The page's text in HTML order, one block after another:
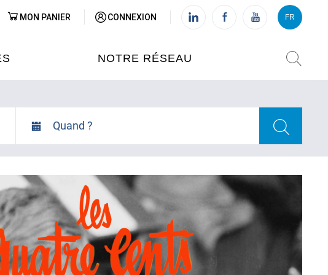
VIETNAM
NOTRE RÉSEAU
VIETNAM (IFV)
L'IFV À HUÉ
L'IFV À DANANG
L'IFV À HCMV
MON PANIER CONNEXION FR
VI FR
Quand ?